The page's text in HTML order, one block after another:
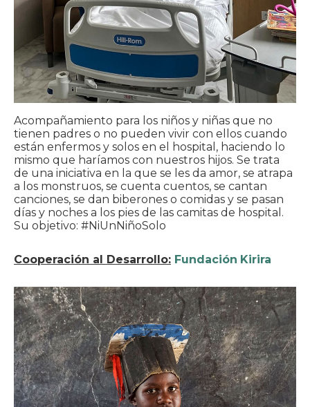
Acompañamiento para los niños y niñas que no
tienen padres o no pueden vivir con ellos cuando
están enfermos y solos en el hospital, haciendo lo
mismo que haríamos con nuestros hijos. Se trata
de una iniciativa en la que se les da amor, se atrapa
a los monstruos, se cuenta cuentos, se cantan
canciones, se dan biberones o comidas y se pasan
días y noches a los pies de las camitas de hospital.
Su objetivo: #NiUnNiñoSolo
Cooperación al Desarrollo: Fundación Kirira